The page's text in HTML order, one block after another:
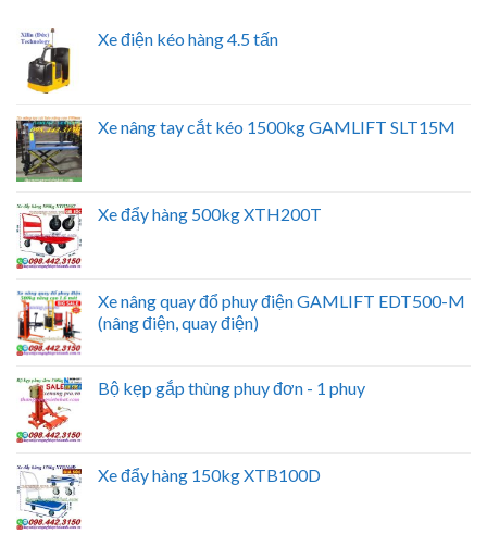
Xe điện kéo hàng 4.5 tấn
Xe nâng tay cắt kéo 1500kg GAMLIFT SLT15M
Xe đẩy hàng 500kg XTH200T
Xe nâng quay đổ phuy điện GAMLIFT EDT500-M
(nâng điện, quay điện)
Bộ kẹp gắp thùng phuy đơn - 1 phuy
Xe đẩy hàng 150kg XTB100D